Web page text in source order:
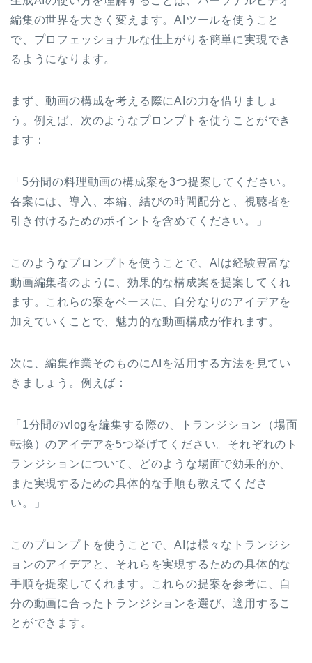
編集の世界を大きく変えます。AIツールを使うこと
で、プロフェッショナルな仕上がりを簡単に実現でき
るようになります。
まず、動画の構成を考える際にAIの力を借りましょ
う。例えば、次のようなプロンプトを使うことができ
ます：
「5分間の料理動画の構成案を3つ提案してください。
各案には、導入、本編、結びの時間配分と、視聴者を
引き付けるためのポイントを含めてください。」
このようなプロンプトを使うことで、AIは経験豊富な
動画編集者のように、効果的な構成案を提案してくれ
ます。これらの案をベースに、自分なりのアイデアを
加えていくことで、魅力的な動画構成が作れます。
次に、編集作業そのものにAIを活用する方法を見てい
きましょう。例えば：
「1分間のvlogを編集する際の、トランジション（場面
転換）のアイデアを5つ挙げてください。それぞれのト
ランジションについて、どのような場面で効果的か、
また実現するための具体的な手順も教えてくださ
い。」
このプロンプトを使うことで、AIは様々なトランジシ
ョンのアイデアと、それらを実現するための具体的な
手順を提案してくれます。これらの提案を参考に、自
分の動画に合ったトランジションを選び、適用するこ
とができます。